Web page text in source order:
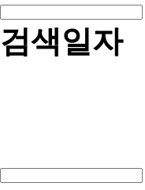
검색일자